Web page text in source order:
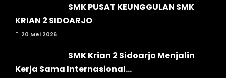
SMK PUSAT KEUNGGULAN SMK
KRIAN 2 SIDOARJO
20 Mei 2026
SMK Krian 2 Sidoarjo Menjalin
Kerja Sama Internasional...